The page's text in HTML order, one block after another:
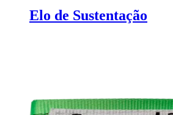
Elo de Sustentação